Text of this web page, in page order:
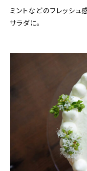
ミントなどのフレッシュ
サラダに。